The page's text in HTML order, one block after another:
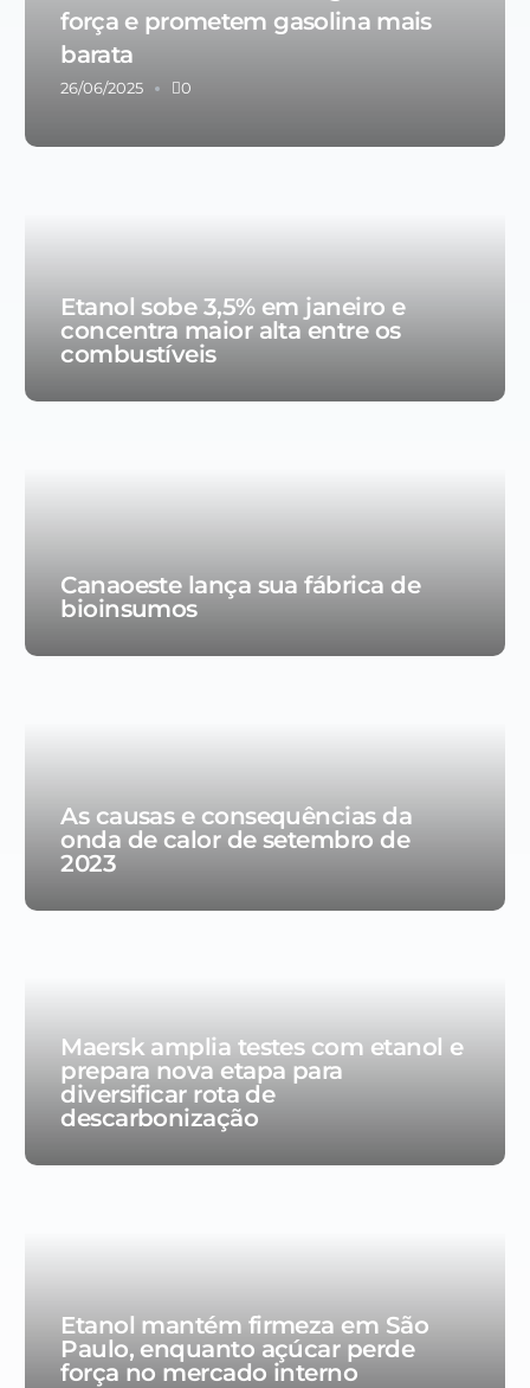
força e prometem gasolina mais
barata
26/06/2025 0
Etanol sobe 3,5% em janeiro e
concentra maior alta entre os
combustíveis
Canaoeste lança sua fábrica de
bioinsumos
As causas e consequências da
onda de calor de setembro de
2023
Maersk amplia testes com etanol e
prepara nova etapa para
diversificar rota de
descarbonização
Etanol mantém firmeza em São
Paulo, enquanto açúcar perde
força no mercado interno